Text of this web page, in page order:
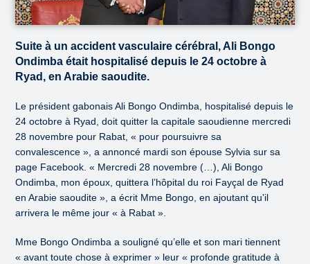
Suite à un accident vasculaire cérébral, Ali Bongo
Ondimba était hospitalisé depuis le 24 octobre à
Ryad, en Arabie saoudite.
Le président gabonais Ali Bongo Ondimba, hospitalisé depuis le
24 octobre à Ryad, doit quitter la capitale saoudienne mercredi
28 novembre pour Rabat, « pour poursuivre sa
convalescence », a annoncé mardi son épouse Sylvia sur sa
page Facebook. « Mercredi 28 novembre (…), Ali Bongo
Ondimba, mon époux, quittera l’hôpital du roi Fayçal de Ryad
en Arabie saoudite », a écrit Mme Bongo, en ajoutant qu’il
arrivera le même jour « à Rabat ».
Mme Bongo Ondimba a souligné qu’elle et son mari tiennent
« avant toute chose à exprimer » leur « profonde gratitude à